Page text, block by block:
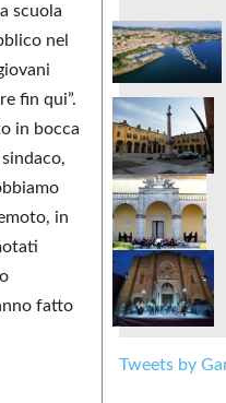
scuola
nel
fin qui”.
in bocca
in
fatto
Tweets by